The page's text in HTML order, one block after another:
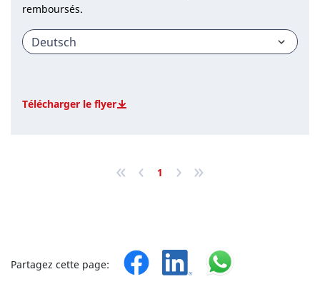
remboursés.
Télécharger le flyer
« ‹ 1 › »
Partagez cette page: